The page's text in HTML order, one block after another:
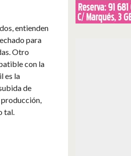
entienden
para
Otro
con la
es la
de
tal.